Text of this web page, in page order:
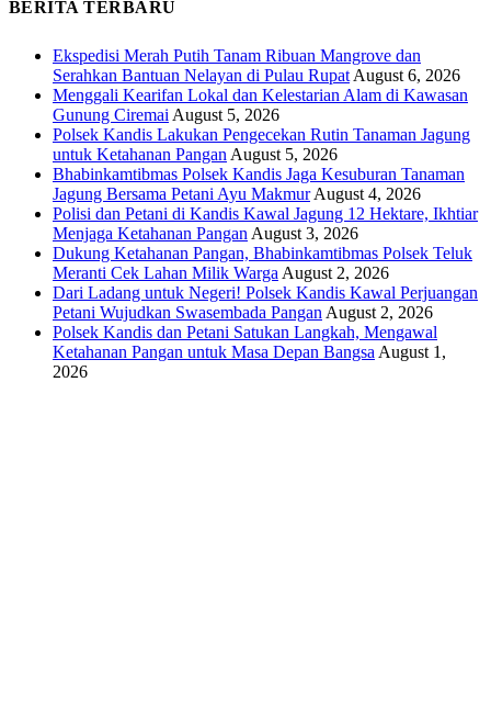
BERITA TERBARU
Ekspedisi Merah Putih Tanam Ribuan Mangrove dan
Serahkan Bantuan Nelayan di Pulau Rupat August 6, 2026
Menggali Kearifan Lokal dan Kelestarian Alam di Kawasan
Gunung Ciremai August 5, 2026
Polsek Kandis Lakukan Pengecekan Rutin Tanaman Jagung
untuk Ketahanan Pangan August 5, 2026
Bhabinkamtibmas Polsek Kandis Jaga Kesuburan Tanaman
Jagung Bersama Petani Ayu Makmur August 4, 2026
Polisi dan Petani di Kandis Kawal Jagung 12 Hektare, Ikhtiar
Menjaga Ketahanan Pangan August 3, 2026
Dukung Ketahanan Pangan, Bhabinkamtibmas Polsek Teluk
Meranti Cek Lahan Milik Warga August 2, 2026
Dari Ladang untuk Negeri! Polsek Kandis Kawal Perjuangan
Petani Wujudkan Swasembada Pangan August 2, 2026
Polsek Kandis dan Petani Satukan Langkah, Mengawal
Ketahanan Pangan untuk Masa Depan Bangsa August 1,
2026